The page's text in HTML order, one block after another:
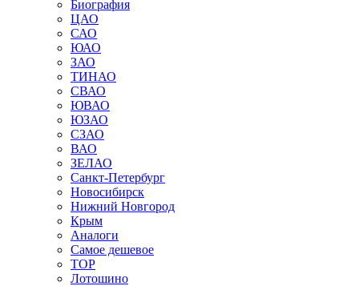
Биография
ЦАО
САО
ЮАО
ЗАО
ТИНАО
СВАО
ЮВАО
ЮЗАО
СЗАО
ВАО
ЗЕЛАО
Санкт-Петербург
Новосибирск
Нижний Новгород
Крым
Аналоги
Самое дешевое
TOP
Лотошино